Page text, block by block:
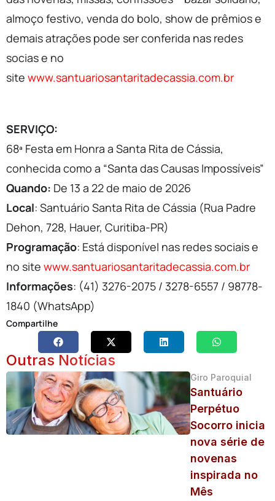
almoço festivo, venda do bolo, show de prêmios e
demais atrações pode ser conferida nas redes
socias e no
site www.santuariosantaritadecassia.com.br
SERVIÇO:
68ª Festa em Honra a Santa Rita de Cássia,
conhecida como a “Santa das Causas Impossíveis”
Quando: De 13 a 22 de maio de 2026
Local: Santuário Santa Rita de Cássia (Rua Padre
Dehon, 728, Hauer, Curitiba-PR)
Programação: Está disponível nas redes sociais e
no site www.santuariosantaritadecassia.com.br
Informações: (41) 3276-2075 / 3278-6557 / 98778-
1840 (WhatsApp)
Compartilhe
Outras Notícias
Giro Paroquial
Santuário
Perpétuo
Socorro inicia
nova série de
novenas
inspirada no
Mês